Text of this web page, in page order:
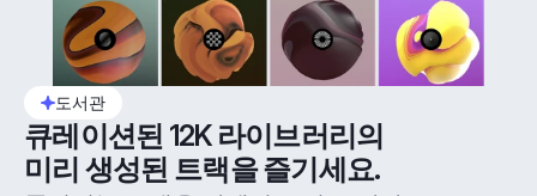
도서관
큐레이션된 12K 라이브러리의
미리 생성된 트랙을 즐기세요.